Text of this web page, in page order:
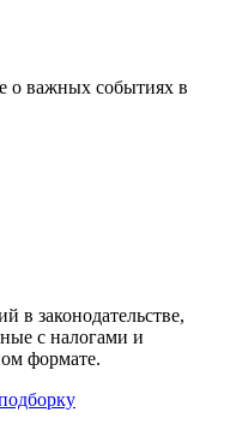
о важных событиях в
в законодательстве,
с налогами и
формате.